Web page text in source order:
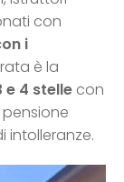
con
i
è la
e 4 stelle con
intolleranze.